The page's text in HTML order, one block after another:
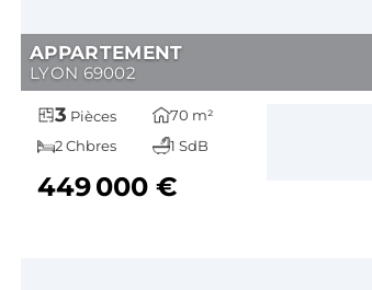
APPARTEMENT
LYON 69002
3 Pièces
70 m²
2 Chbres
1 SdB
449 000 €